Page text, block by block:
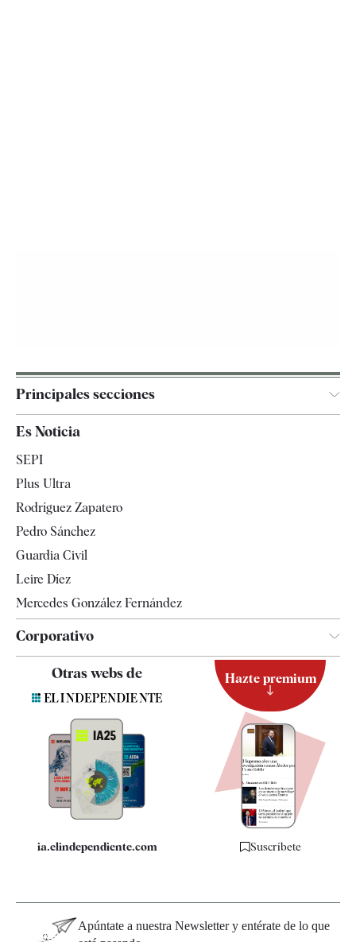
Principales secciones
España
Televisión
Es Noticia
SEPI
Plus Ultra
Rodríguez Zapatero
Pedro Sánchez
Guardia Civil
Leire Díez
Mercedes González Fernández
Corporativo
Contacto
Quiénes somos
Especificaciones
Otras webs de
ia.elindependiente.com
Hazte premium
Suscríbete
Apúntate a nuestra Newsletter y entérate de lo que